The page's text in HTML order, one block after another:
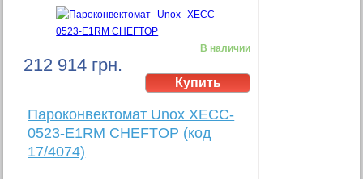
212 914 грн.
В наличии
Пароконвектомат Unox XECC-
0523-E1RM CHEFTOP (код
17/4074)